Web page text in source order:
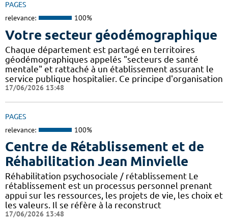
PAGES
relevance: 100%
Votre secteur géodémographique
Chaque département est partagé en territoires
géodémographiques appelés "secteurs de santé
mentale" et rattaché à un établissement assurant le
service publique hospitalier. Ce principe d'organisation
17/06/2026 13:48
PAGES
relevance: 100%
Centre de Rétablissement et de
Réhabilitation Jean Minvielle
Réhabilitation psychosociale / rétablissement Le
rétablissement est un processus personnel prenant
appui sur les ressources, les projets de vie, les choix et
les valeurs. Il se réfère à la reconstruct
17/06/2026 13:48